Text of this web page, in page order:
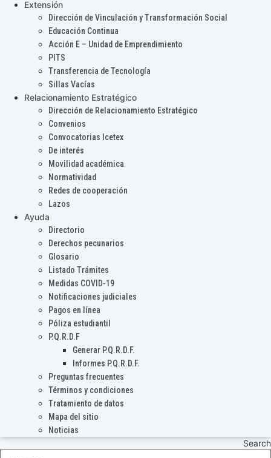
Extensión
Dirección de Vinculación y Transformación Social
Educación Continua
Acción E – Unidad de Emprendimiento
PITS
Transferencia de Tecnología
Sillas Vacías
Relacionamiento Estratégico
Dirección de Relacionamiento Estratégico
Convenios
Convocatorias Icetex
De interés
Movilidad académica
Normatividad
Redes de cooperación
Lazos
Ayuda
Directorio
Derechos pecunarios
Glosario
Listado Trámites
Medidas COVID-19
Notificaciones judiciales
Pagos en línea
Póliza estudiantil
P.Q.R.D.F
Generar P.Q.R.D.F.
Informes P.Q.R.D.F.
Preguntas frecuentes
Términos y condiciones
Tratamiento de datos
Mapa del sitio
Noticias
Search